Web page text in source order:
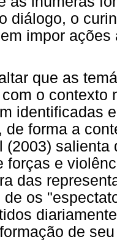
diálogo, o
impor
que as
o contexto
identificadas
de forma a
(2003)
forças e
das
os
de